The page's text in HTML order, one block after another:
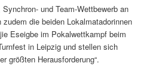
und Team-Wettbewerb an
die beiden Lokalmatadorinnen
Eseigbe im Pokalwettkampf beim
in Leipzig und stellen sich
größten Herausforderung“.